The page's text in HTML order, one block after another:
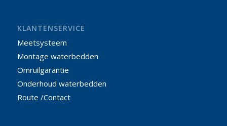
KLANTENSERVICE
Meetsysteem
Montage waterbedden
Omruilgarantie
Onderhoud waterbedden
Route /Contact